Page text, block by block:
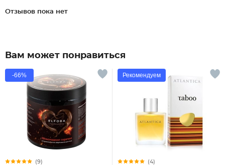
Отзывов пока нет
Вам может понравиться
-66%
(9)
Рекомендуем
(4)